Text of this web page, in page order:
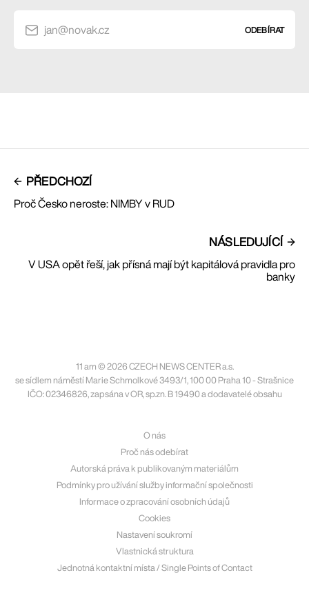
jan@novak.cz ODEBÍRAT
PŘEDCHOZÍ
Proč Česko neroste: NIMBY v RUD
NÁSLEDUJÍCÍ
V USA opět řeší, jak přísná mají být kapitálová pravidla pro
banky
11 am © 2026 CZECH NEWS CENTER a.s.
se sídlem náměstí Marie Schmolkové 3493/1, 100 00 Praha 10 - Strašnice
IČO: 02346826, zapsána v OR, sp.zn. B 19490 a dodavatelé obsahu
O nás
Proč nás odebírat
Autorská práva k publikovaným materiálům
Podmínky pro užívání služby informační společnosti
Informace o zpracování osobních údajů
Cookies
Nastavení soukromí
Vlastnická struktura
Jednotná kontaktní místa / Single Points of Contact